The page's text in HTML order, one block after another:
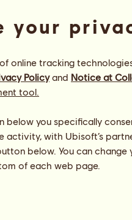
your
online tracking
Policyand Notice at
tool.
you specifically
with Ubisoft’s
below. You can
of each web page.